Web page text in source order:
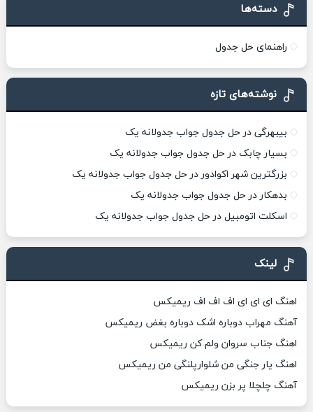
دسته‌ها
راهنمای حل جدول
نوشته‌های تازه
بیبهرگی در حل جدول جواب جدولانه یک
بسیار چابک در حل جدول جواب جدولانه یک
بزرگترین شهر اکوادور در حل جدول جواب جدولانه یک
بدهکار در حل جدول جواب جدولانه یک
اسکلت اتومبیل در حل جدول جواب جدولانه یک
لینک
اهنگ ای ای ای اف اف اف ریمیکس
آهنگ مهراب دوباره اشک دوباره بغض ریمیکس
اهنگ جناب سروان ولم کن ریمیکس
اهنگ یار جنگی من شلوارپلنگی من ریمیکس
آهنگ چلچلا پر بزن ریمیکس